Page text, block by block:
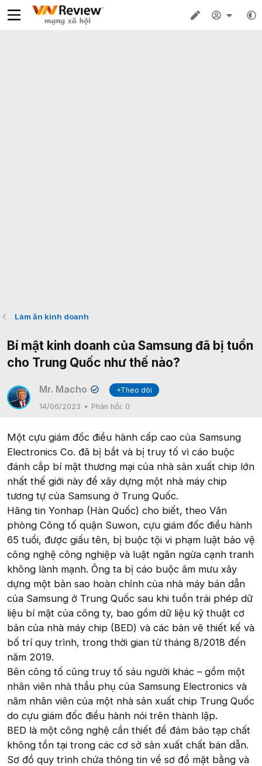
Làm ăn kinh doanh
Bí mật kinh doanh của Samsung đã bị tuồn
cho Trung Quốc như thế nào?
Mr. Macho ✔
+Theo dõi
14/06/2023
Phản hồi: 0
Một cựu giám đốc điều hành cấp cao của Samsung
Electronics Co. đã bị bắt và bị truy tố vì cáo buộc
đánh cắp bí mật thương mại của nhà sản xuất chip lớn
nhất thế giới này để xây dựng một nhà máy chip
tương tự của Samsung ở Trung Quốc.
Hãng tin Yonhap (Hàn Quốc) cho biết, theo Văn
phòng Công tố quận Suwon, cựu giám đốc điều hành
65 tuổi, được giấu tên, bị buộc tội vi phạm luật bảo vệ
công nghệ công nghiệp và luật ngăn ngừa cạnh tranh
không lành mạnh. Ông ta bị cáo buộc âm mưu xây
dựng một bản sao hoàn chỉnh của nhà máy bán dẫn
của Samsung ở Trung Quốc sau khi tuồn trái phép dữ
liệu bí mật của công ty, bao gồm dữ liệu kỹ thuật cơ
bản của nhà máy chip (BED) và các bản vẽ thiết kế và
bố trí quy trình, trong thời gian từ tháng 8/2018 đến
năm 2019.
Bên công tố cũng truy tố sáu người khác – gồm một
nhân viên nhà thầu phụ của Samsung Electronics và
năm nhân viên của một nhà sản xuất chip Trung Quốc
do cựu giám đốc điều hành nói trên thành lập.
BED là một công nghệ cần thiết để đảm bảo tạp chất
không tồn tại trong các cơ sở sản xuất chất bán dẫn.
Sơ đồ quy trình chứa thông tin về sơ đồ mặt bằng và